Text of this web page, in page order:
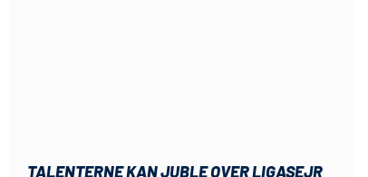
TALENTERNE KAN JUBLE OVER LIGASEJR